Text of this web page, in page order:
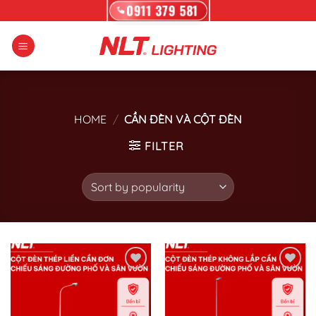
to
content
0911 379 581
HOME / CẦN ĐÈN VÀ CỘT ĐÈN
FILTER
Add to wishlist Add to wishlist